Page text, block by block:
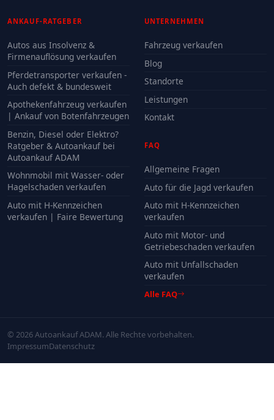
ANKAUF-RATGEBER
Autos aus Insolvenz &
Firmenauflösung verkaufen
Pferdetransporter verkaufen -
Auch defekt & bundesweit
Apothekenfahrzeug verkaufen
| Ankauf von Botenfahrzeugen
Benzin, Diesel oder Elektro?
Ratgeber & Autoankauf bei
Autoankauf ADAM
Wohnmobil mit Wasser- oder
Hagelschaden verkaufen
Auto mit H-Kennzeichen
verkaufen | Faire Bewertung
UNTERNEHMEN
Fahrzeug verkaufen
Blog
Standorte
Leistungen
Kontakt
FAQ
Allgemeine Fragen
Auto für die Jagd verkaufen
Auto mit H-Kennzeichen
verkaufen
Auto mit Motor- und
Getriebeschaden verkaufen
Auto mit Unfallschaden
verkaufen
Alle FAQ
© 2026 Autoankauf ADAM. Alle Rechte vorbehalten.
ImpressumDatenschutz